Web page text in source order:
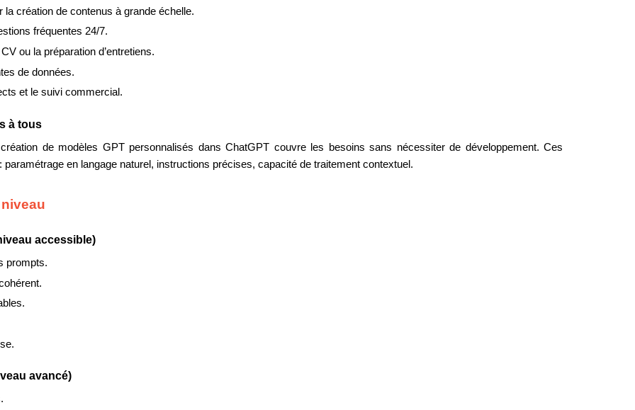
création de contenus à grande échelle.
fréquentes 24/7.
ou la préparation d’entretiens.
de données.
et le suivi commercial.
à tous
de modèles GPT personnalisés dans ChatGPT couvre les besoins sans nécessiter de développement. Ces
en langage naturel, instructions précises, capacité de traitement contextuel.
accessible)
prompts.
avancé)